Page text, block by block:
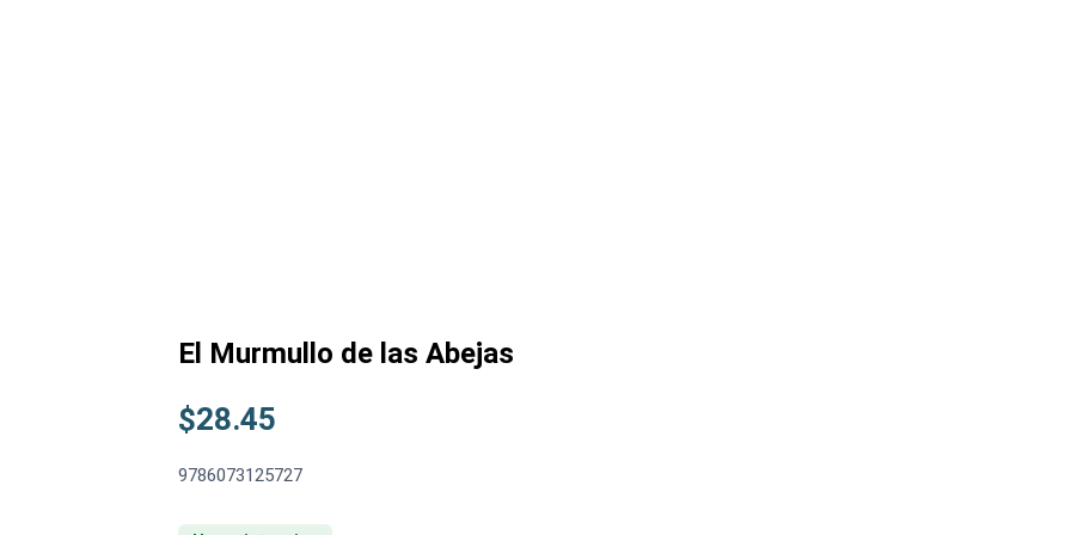
El Murmullo de las Abejas
$28.45
9786073125727